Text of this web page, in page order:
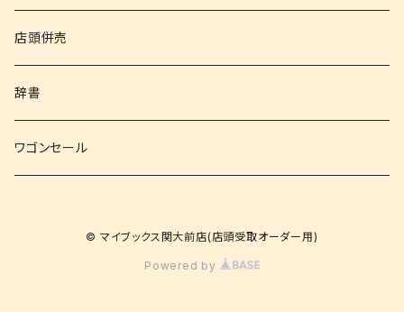
店頭併売
辞書
ワゴンセール
© マイブックス関大前店(店頭受取オーダー用)
Powered by